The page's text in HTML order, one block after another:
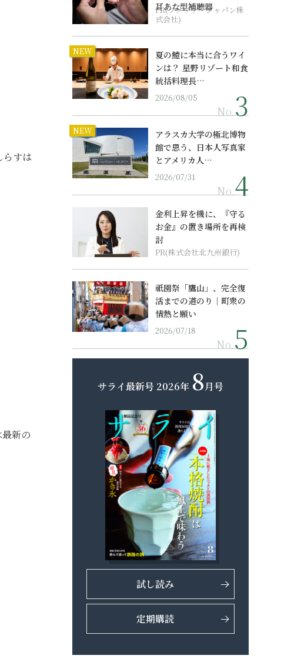
らすは
新の
耳あな型補聴器
PR(ソノヴァ・ジャパン株
式会社)
NEW
夏の鱧に本当に合うワイ
ンは？ 星野リゾート和食
統括料理長…
2026/08/05
No.
NEW
アラスカ大学の極北博物
館で思う、日本人写真家
とアメリカ人…
2026/07/31
No.
金利上昇を機に、『守る
お金』の置き場所を再検
討
PR(株式会社北九州銀行)
祇園祭「鷹山」、完全復
活までの道のり｜町衆の
情熱と願い
2026/07/18
No.
サライ最新号 2026年 8月号
試し読み
定期購読